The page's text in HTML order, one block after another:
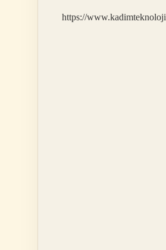
https://